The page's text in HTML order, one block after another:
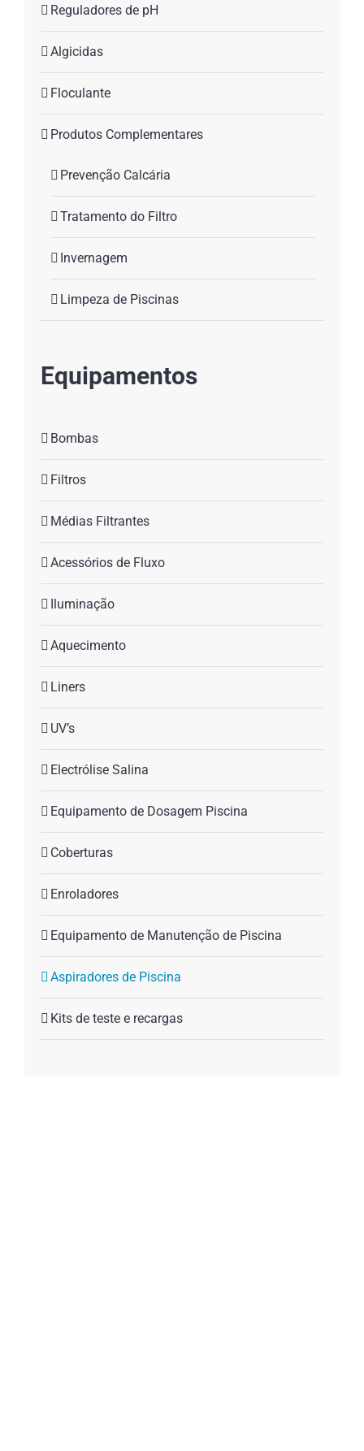
Reguladores de pH
Algicidas
Floculante
Produtos Complementares
Prevenção Calcária
Tratamento do Filtro
Invernagem
Limpeza de Piscinas
Equipamentos
Bombas
Filtros
Médias Filtrantes
Acessórios de Fluxo
Iluminação
Aquecimento
Liners
UV’s
Electrólise Salina
Equipamento de Dosagem Piscina
Coberturas
Enroladores
Equipamento de Manutenção de Piscina
Aspiradores de Piscina
Kits de teste e recargas